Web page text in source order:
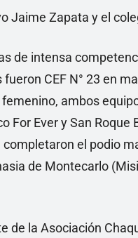
Jaime Zapata y el
de intensa
CEF N° 23 en
ambos
For Ever y San Roque
completaron el podio
de Montecarlo
de la Asociación